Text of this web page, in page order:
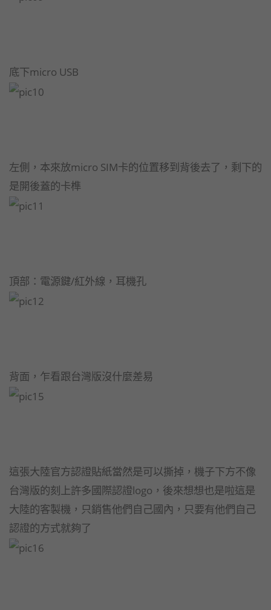
底下micro USB
左側，本來放micro SIM卡的位置移到背後去了，剩下的
是開後蓋的卡榫
頂部：電源鍵/紅外線，耳機孔
背面，乍看跟台灣版沒什麼差易
這張大陸官方認證貼紙當然是可以撕掉，機子下方不像
台灣版的刻上許多國際認證logo，後來想想也是啦這是
大陸的客製機，只銷售他們自己國內，只要有他們自己
認證的方式就夠了